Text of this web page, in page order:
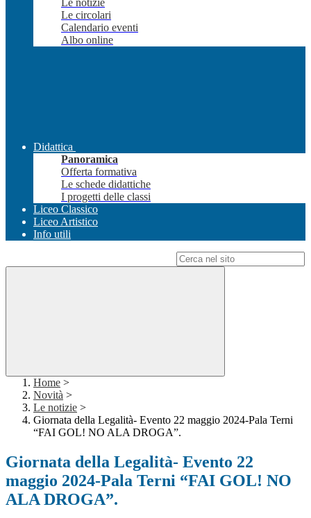
Le notizie
Le circolari
Calendario eventi
Albo online
Didattica
Panoramica
Offerta formativa
Le schede didattiche
I progetti delle classi
Liceo Classico
Liceo Artistico
Info utili
Home >
Novità >
Le notizie >
Giornata della Legalità- Evento 22 maggio 2024-Pala Terni
“FAI GOL! NO ALA DROGA”.
Giornata della Legalità- Evento 22
maggio 2024-Pala Terni “FAI GOL! NO
ALA DROGA”.